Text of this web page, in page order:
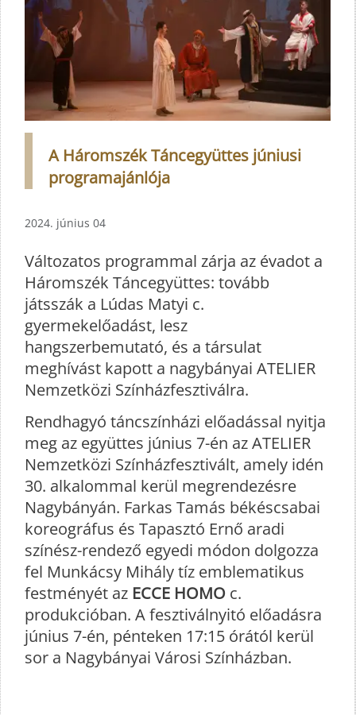
A Háromszék Táncegyüttes júniusi
programajánlója
2024. június 04
Változatos programmal zárja az évadot a
Háromszék Táncegyüttes: tovább
játsszák a Lúdas Matyi c.
gyermekelőadást, lesz
hangszerbemutató, és a társulat
meghívást kapott a nagybányai ATELIER
Nemzetközi Színházfesztiválra.
Rendhagyó táncszínházi előadással nyitja
meg az együttes június 7-én az ATELIER
Nemzetközi Színházfesztivált, amely idén
30. alkalommal kerül megrendezésre
Nagybányán. Farkas Tamás békéscsabai
koreográfus és Tapasztó Ernő aradi
színész-rendező egyedi módon dolgozza
fel Munkácsy Mihály tíz emblematikus
festményét az ECCE HOMO c.
produkcióban. A fesztiválnyitó előadásra
június 7-én, pénteken 17:15 órától kerül
sor a Nagybányai Városi Színházban.